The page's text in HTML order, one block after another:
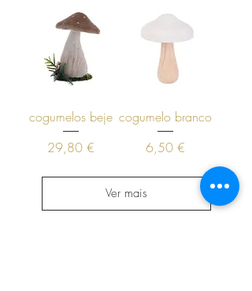
cogumelos beje
Preço
29,80 €
cogumelo branco
Preço
6,50 €
Ver mais